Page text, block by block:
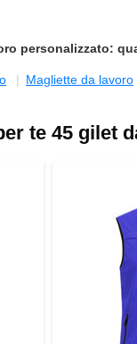
personalizzato:
Magliette da lavoro
te 45 gilet